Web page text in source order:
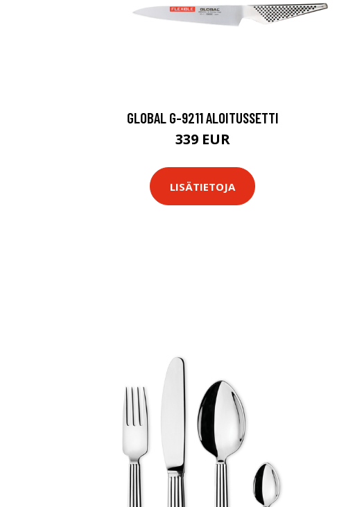
GLOBAL G-9211 ALOITUSSETTI
339 EUR
LISÄTIETOJA